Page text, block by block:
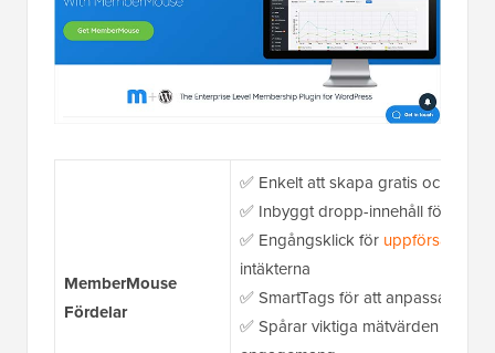
MemberMouse
Fördelar
✅ Enkelt att skapa gratis och
✅ Inbyggt dropp-innehåll för att
✅ Engångsklick för uppförsäljning
intäkterna
✅ SmartTags för att anpassa
✅ Spårar viktiga mätvärden som